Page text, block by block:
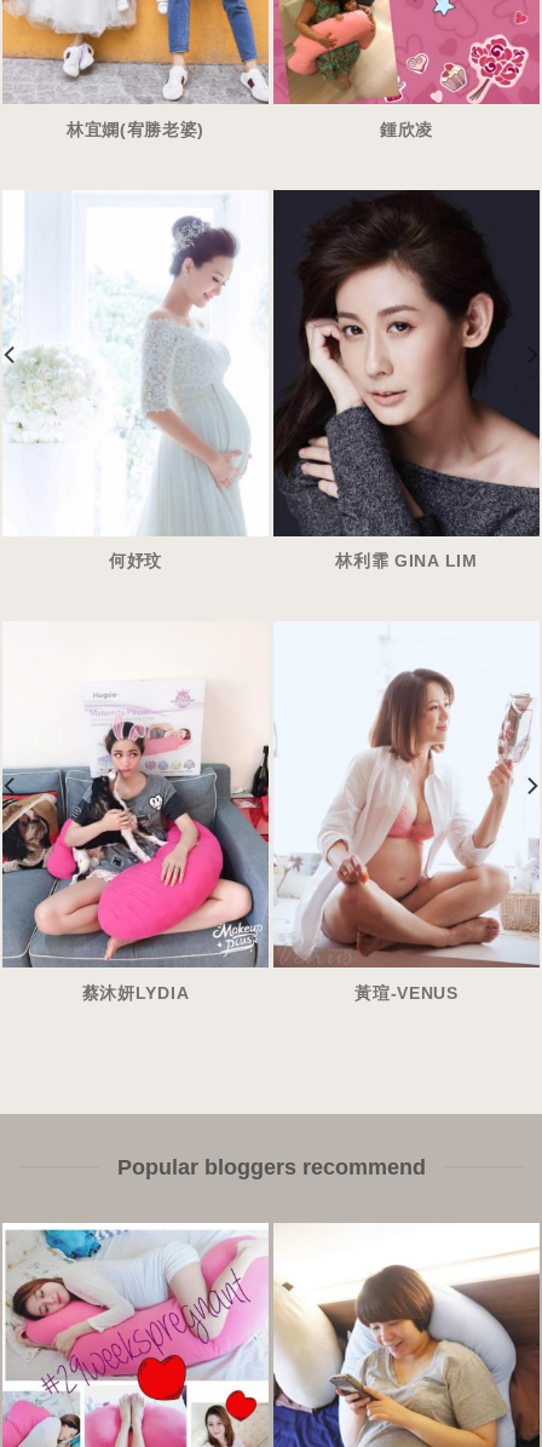
林宜嫻(宥勝老婆) 鍾欣凌
何妤玟 林利霏 GINA LIM
蔡沐妍LYDIA 黃瑄-VENUS
Popular bloggers recommend